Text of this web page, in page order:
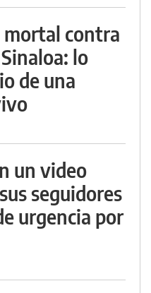
mortal contra
lo
de una
un video
seguidores
urgencia por